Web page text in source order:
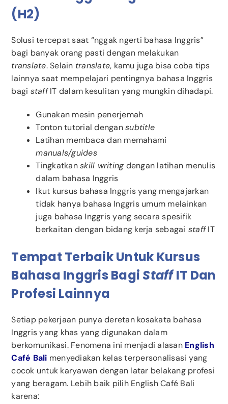
(H2)
Solusi tercepat saat “nggak ngerti bahasa Inggris”
bagi banyak orang pasti dengan melakukan
translate. Selain translate, kamu juga bisa coba tips
lainnya saat mempelajari pentingnya bahasa Inggris
bagi staffIT dalam kesulitan yang mungkin dihadapi.
Gunakan mesin penerjemah
Tonton tutorial dengansubtitle
Latihan membaca dan memahami
manuals/guides
Tingkatkanskill writing dengan latihan menulis
dalam bahasa Inggris
Ikut kursus bahasa Inggris yang mengajarkan
tidak hanya bahasa Inggris umum melainkan
juga bahasa Inggris yang secara spesifik
berkaitan dengan bidang kerja sebagai staffIT
Tempat Terbaik Untuk Kursus
Bahasa Inggris BagiStaffIT Dan
Profesi Lainnya
Setiap pekerjaan punya deretan kosakata bahasa
Inggris yang khas yang digunakan dalam
berkomunikasi. Fenomena ini menjadi alasan English
Café Bali menyediakan kelas terpersonalisasi yang
cocok untuk karyawan dengan latar belakang profesi
yang beragam. Lebih baik pilih English Café Bali
karena: